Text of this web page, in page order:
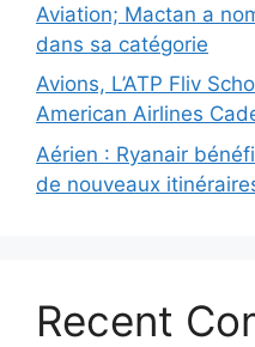
Aviation; Mactan a
dans sa catégorie
Avions, L’ATP Fliv
American Airlines
Aérien : Ryanair
de nouveaux
Recent